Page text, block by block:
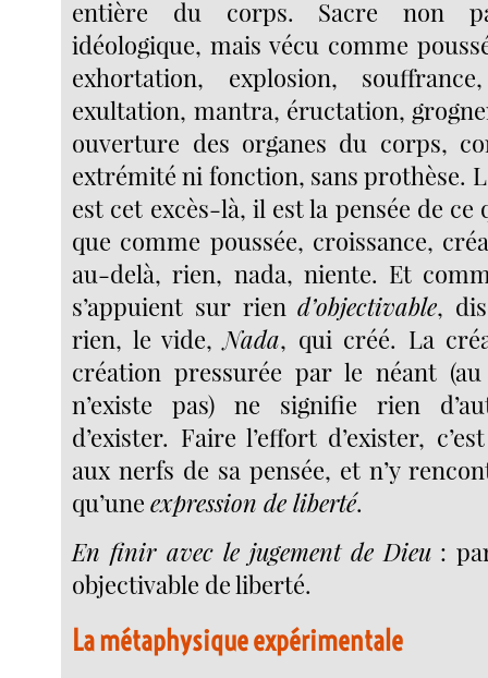
entière du corps. Sacre non
idéologique, mais vécu comme
exhortation, explosion,
exultation, mantra, éructation,
ouverture des organes du corps,
extrémité ni fonction, sans prothèse.
est cet excès-là, il est la pensée de ce
que comme poussée, croissance,
au-delà, rien, nada, niente. Et
s’appuient sur riend’objectivable,
rien, le vide,Nada, qui créé. La
création pressurée par le néant
n’existe pas) ne signifie rien
d’exister. Faire l’effort d’exister,
aux nerfs de sa pensée, et n’y
qu’uneexpression de liberté.
En finir avec le jugement de Dieu :
objectivable de liberté.
La métaphysique expérimentale